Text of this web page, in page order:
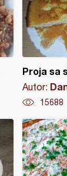
Proja sa
Autor:
15688